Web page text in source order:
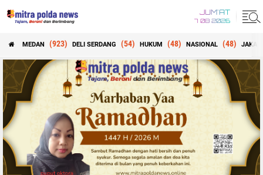
JUM'AT
7 08 2026
MEDAN (923) DELI SERDANG (54) HUKUM (48) NASIONAL (48)